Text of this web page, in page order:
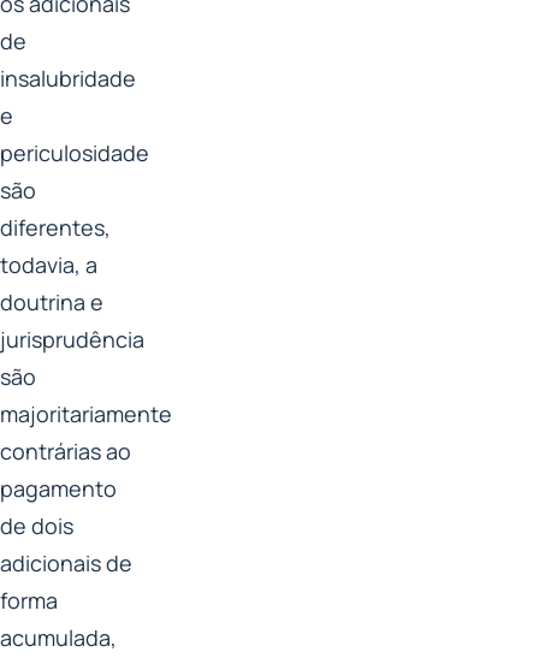
de
insalubridade
e
periculosidade
são
diferentes,
todavia, a
doutrina e
jurisprudência
são
majoritariamente
contrárias ao
pagamento
de dois
adicionais de
forma
acumulada,